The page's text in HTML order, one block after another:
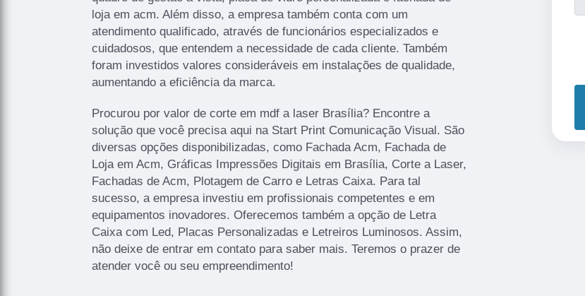
loja em acm. Além disso, a empresa também conta com um
atendimento qualificado, através de funcionários especializados e
cuidadosos, que entendem a necessidade de cada cliente. Também
foram investidos valores consideráveis em instalações de qualidade,
aumentando a eficiência da marca.
Procurou por valor de corte em mdf a laser Brasília? Encontre a
solução que você precisa aqui na Start Print Comunicação Visual. São
diversas opções disponibilizadas, como Fachada Acm, Fachada de
Loja em Acm, Gráficas Impressões Digitais em Brasília, Corte a Laser,
Fachadas de Acm, Plotagem de Carro e Letras Caixa. Para tal
sucesso, a empresa investiu em profissionais competentes e em
equipamentos inovadores. Oferecemos também a opção de Letra
Caixa com Led, Placas Personalizadas e Letreiros Luminosos. Assim,
não deixe de entrar em contato para saber mais. Teremos o prazer de
atender você ou seu empreendimento!